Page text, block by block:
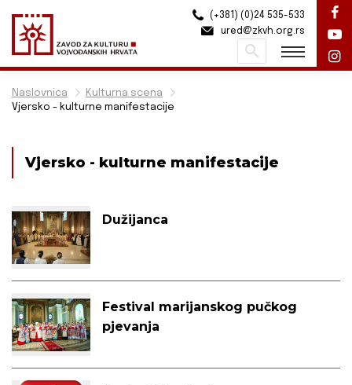
Naslovnica
Kulturna scena
Vjersko - kulturne manifestacije
Vjersko - kulturne manifestacije
Dužijanca
Festival marijanskog pučkog
pjevanja
(+381) (0)24 535-533
ured@zkvh.org.rs
Pretraži